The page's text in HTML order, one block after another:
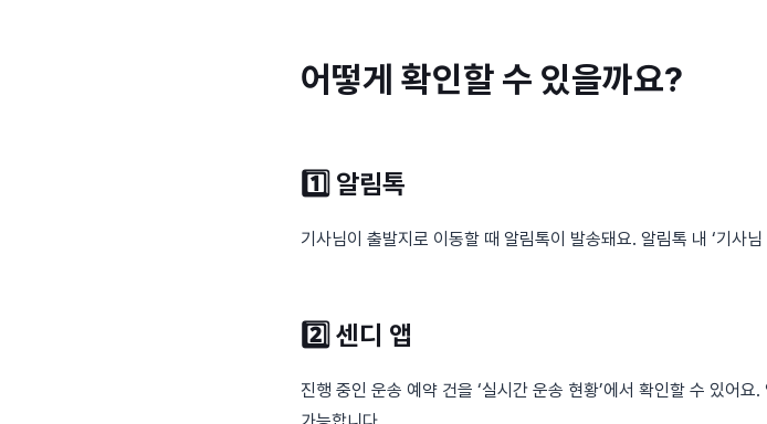
어떻게 확인할 수 있을까요?
1️⃣ 알림톡
기사님이 출발지로 이동할 때 알림톡이 발송돼요. 알림톡 내 ‘기사
2️⃣ 센디 앱
진행 중인 운송 예약 건을 ‘실시간 운송 현황’에서 확인할 수 있어